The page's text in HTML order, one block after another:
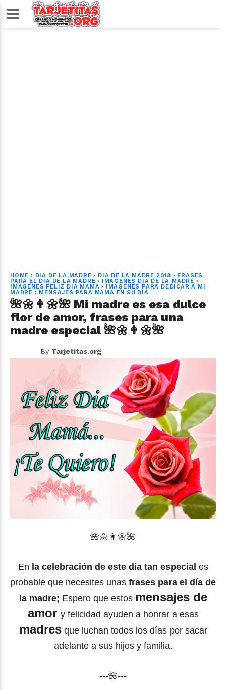
HOME › DIA DE LA MADRE › DIA DE LA MADRE 2018 › FRASES
PARA EL DIA DE LA MADRE › IMAGENES DIA DE LA MADRE ›
IMAGENES FELIZ DIA MAMA ›
IMAGENES PARA DEDICAR A MI
MADRE › MENSAJES PARA MAMA EN SU DIA
🌺🌼👩🌼🌺 Mi madre es esa dulce
flor de amor, frases para una
madre especial 🌺🌼👩🌼🌺
By Tarjetitas.org
🌺🌼 👩🌼🌺
En la celebración de este día tan especial es
probable que necesites unas frases para el día de
la madre; Espero que estos mensajes de
amor y felicidad ayuden a honrar a esas
madresque luchan todos los días por sacar
adelante a sus hijos y familia.
---🌺---